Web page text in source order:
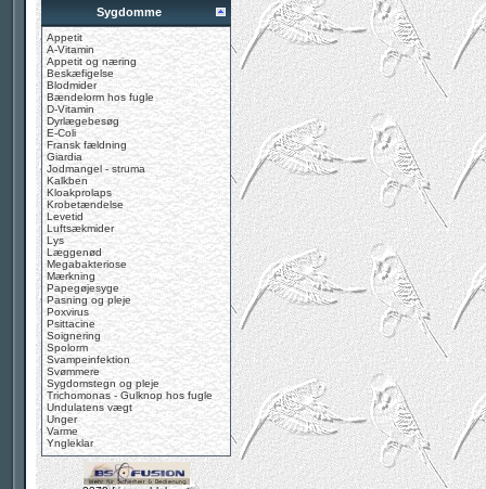
Sygdomme
Appetit
A-Vitamin
Appetit og næring
Beskæfigelse
Blodmider
Bændelorm hos fugle
D-Vitamin
Dyrlægebesøg
E-Coli
Fransk fældning
Giardia
Jodmangel - struma
Kalkben
Kloakprolaps
Krobetændelse
Levetid
Luftsækmider
Lys
Læggenød
Megabakteriose
Mærkning
Papegøjesyge
Pasning og pleje
Poxvirus
Psittacine
Soignering
Spolorm
Svampeinfektion
Svømmere
Sygdomstegn og pleje
Trichomonas - Gulknop hos fugle
Undulatens vægt
Unger
Varme
Yngleklar